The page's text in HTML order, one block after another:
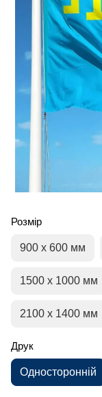
Розмір
900 х 600 мм
1500 х 1000 мм
2100 х 1400 мм
Друк
Односторонній